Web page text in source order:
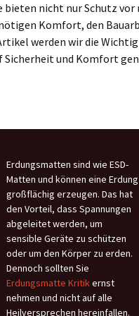
bieten nicht nur Schutz
Komfort, den
werden wir die
Sicherheit und Komfort
und Komfort auf der
Erdungsmatten sind wie ESD-
Matten und können eine Erdung
großflächig erzeugen. Das hat
den Vorteil, dass Spannungen
abgeleitet werden, um
sensible Geräte zu schützen
oder um den Körper zu erden.
Dennoch sollten Sie
Erdungsmatte Kritikernst
nehmen und nicht auf alle
Heilversprechen hereinfallen.